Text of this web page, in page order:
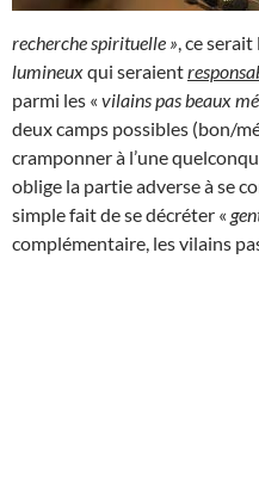
recherche spirituelle » , ce
lumineuxqui seraient
parmi les « vilains pas beaux
deux camps possibles (bon/
cramponner à l’une
oblige la partie adverse à se
simple fait de se décréter «
complémentaire, les vilains